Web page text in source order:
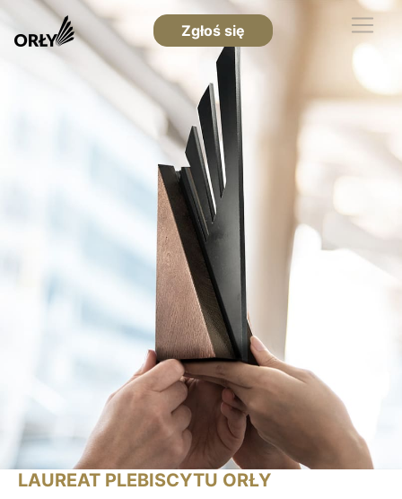
Zgłoś się
LAUREAT PLEBISCYTU ORŁY